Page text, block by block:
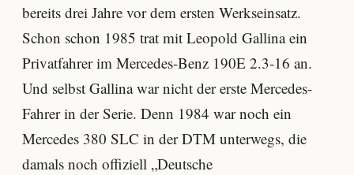
bereits drei Jahre vor dem ersten Werkseinsatz.
Schon schon 1985 trat mit Leopold Gallina ein
Privatfahrer im Mercedes-Benz 190E 2.3-16 an.
Und selbst Gallina war nicht der erste Mercedes-
Fahrer in der Serie. Denn 1984 war noch ein
Mercedes 380 SLC in der DTM unterwegs, die
damals noch offiziell „Deutsche